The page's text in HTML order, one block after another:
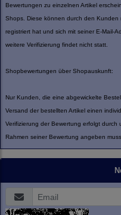
Bewertungen zu einzelnen Artikel
Shops. Diese können durch den
registriert hat und sich mit seiner E-Mail-
weitere Verifizierung findet nicht statt.
Shopbewertungen über Shopauskunft:
Nur Kunden, die eine abgewickelte
Versand der bestellten Artikel einen
Verifizierung der Bewertung erfolgt durch
Rahmen seiner Bewertung angeben